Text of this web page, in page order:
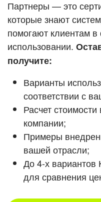
Партнеры — это
которые знают
помогают клиентам в
использовании.
получите:
Варианты
соответствии с
Расчет
компании;
Примеры
вашей отрасли;
До 4-х вариантов
для сравнения